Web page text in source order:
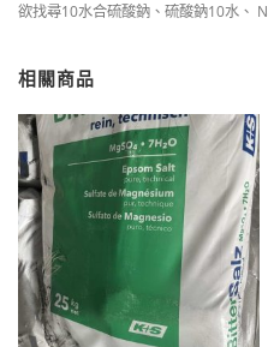
欲找尋10水合硫酸鈉、硫酸鈉10水、
相關商品